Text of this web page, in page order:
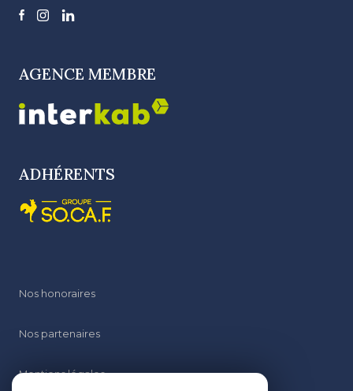
AGENCE MEMBRE
ADHÉRENTS
Nos honoraires
Nos partenaires
Mentions légales